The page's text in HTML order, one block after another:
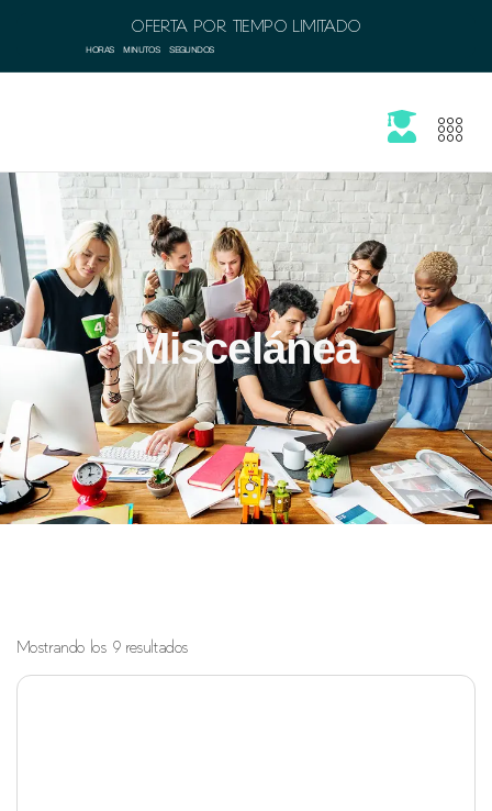
OFERTA POR TIEMPO LIMITADO
HORAS MINUTOS SEGUNDOS
Miscelánea
Mostrando los 9 resultados